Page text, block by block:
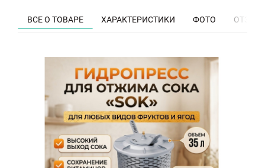
ВСЕ О ТОВАРЕ ХАРАКТЕРИСТИКИ ФОТО